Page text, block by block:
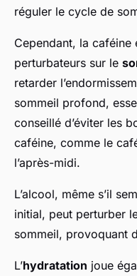
réguler le cycle de
Cependant, la caféine
perturbateurs sur le
retarder
sommeil profond,
conseillé d’éviter les
caféine, comme le
l’après-midi.
L’alcool, même s’il
initial, peut perturber
sommeil, provoquant
L’hydratation joue